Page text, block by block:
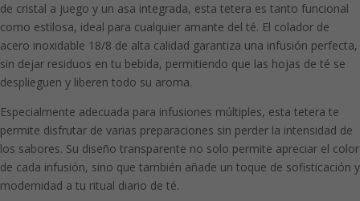
de cristal a juego y un asa integrada, esta tetera es tanto funcional
como estilosa, ideal para cualquier amante del té. El colador de
acero inoxidable 18/8 de alta calidad garantiza una infusión perfecta,
sin dejar residuos en tu bebida, permitiendo que las hojas de té se
desplieguen y liberen todo su aroma.
Especialmente adecuada para infusiones múltiples, esta tetera te
permite disfrutar de varias preparaciones sin perder la intensidad de
los sabores. Su diseño transparente no solo permite apreciar el color
de cada infusión, sino que también añade un toque de sofisticación y
modernidad a tu ritual diario de té.